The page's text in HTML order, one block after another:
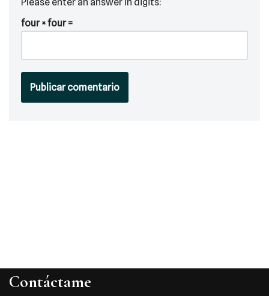
four × four =
Contáctame